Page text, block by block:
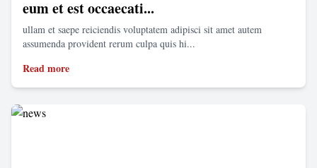
eum et est occaecati...
ullam et saepe reiciendis voluptatem adipisci sit amet autem
assumenda provident rerum culpa quis hi...
Read more